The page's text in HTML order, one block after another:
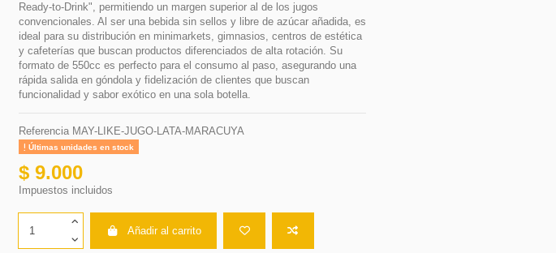
Ready-to-Drink", permitiendo un margen superior al de los jugos
convencionales. Al ser una bebida sin sellos y libre de azúcar añadida, es
ideal para su distribución en minimarkets, gimnasios, centros de estética
y cafeterías que buscan productos diferenciados de alta rotación. Su
formato de 550cc es perfecto para el consumo al paso, asegurando una
rápida salida en góndola y fidelización de clientes que buscan
funcionalidad y sabor exótico en una sola botella.
Referencia MAY-LIKE-JUGO-LATA-MARACUYA
Últimas unidades en stock
$ 9.000
Impuestos incluidos
Añadir al carrito